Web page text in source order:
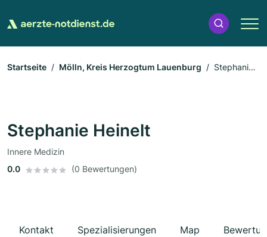
Startseite Mölln, Kreis Herzogtum Lauenburg
Stephanie
Stephanie Heinelt
Innere Medizin
0.0
(0 Bewertungen)
Kontakt Spezialisierungen Map